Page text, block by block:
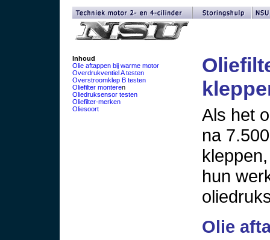
Inhoud
Olie aftappen bij warme motor
Overdrukventiel A testen
Overstroomklep B testen
Oliefilter monteren
Oliedruksensor testen
Oliefilter-merken
Oliesoort
Als het
na
hun
Olie